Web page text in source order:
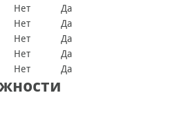
Нет
Да
Нет
Да
Нет
Да
Нет
Да
Нет Да